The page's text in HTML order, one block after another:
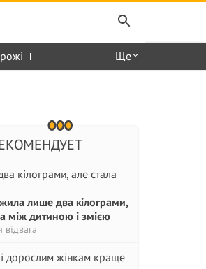
Ще
лише два кілограми,
між дитиною і змією